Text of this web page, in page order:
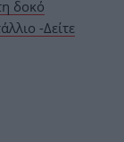
δοκό
-Δείτε